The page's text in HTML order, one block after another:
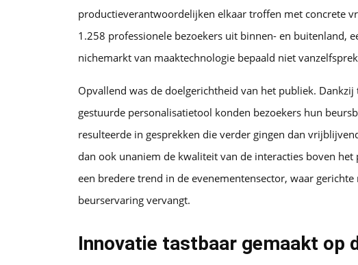
productieverantwoordelijken elkaar troffen met concrete
1.258 professionele bezoekers uit binnen- en buitenland,
nichemarkt van maaktechnologie bepaald niet
Opvallend was de doelgerichtheid van het publiek.
gestuurde personalisatietool konden bezoekers hun
resulteerde in gesprekken die verder gingen dan
dan ook unaniem de kwaliteit van de interacties boven
een bredere trend in de evenementensector, waar
beurservaring vervangt.
Innovatie tastbaar gemaakt op